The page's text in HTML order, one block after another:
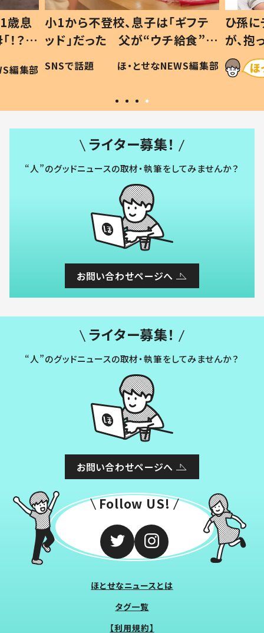
歳息
？」
編集部
小1から不登校、息子は「ギフテ
ッド」だった 父が“ウチ給食”を
作り続ける理由とは #令和の親
#令和の子
SNSで話題 ほ・とせなNEWS編集部
ひ孫
が、
「涙が
い」
ライター募集！
“人”のグッドニュースの取材・執筆をしてみませんか？
お問い合わせページへ
ライター募集！
“人”のグッドニュースの取材・執筆をしてみませんか？
お問い合わせページへ
Follow US!
ほとせなニュースとは
タグ一覧
【利用規約】